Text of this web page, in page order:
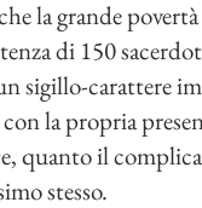
la grande
di 150
sigillo-carattere
la propria
quanto il
stesso.